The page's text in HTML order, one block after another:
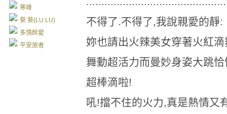
寒峰
葵 葵{LU LU}
多情醉愛
平安旅者
不得了.不得了,我說親愛的靜:
妳也請出火辣美女穿著火紅滴
舞動超活力而曼妙身姿大跳
超棒滴啦!
吼!擋不住的火力,真是熱情又